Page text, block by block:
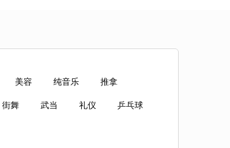
美容 纯音乐 推拿
街舞 武当 礼仪 乒乓球